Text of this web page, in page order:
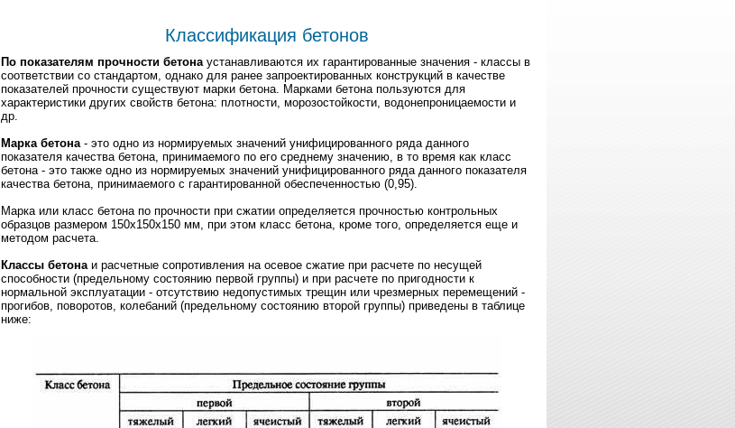
Классификация бетонов
По показателям прочности бетонаустанавливаются их гарантированные значения - классы в
соответствии со стандартом, однако для ранее запроектированных конструкций в качестве
показателей прочности существуют марки бетона. Марками бетона пользуются для
характеристики других свойств бетона: плотности, морозостойкости, водонепроницаемости и
др.
Марка бетона- это одно из нормируемых значений унифицированного ряда данного
показателя качества бетона, принимаемого по его среднему значению, в то время как класс
бетона - это также одно из нормируемых значений унифицированного ряда данного показателя
качества бетона, принимаемого с гарантированной обеспеченностью (0,95).
Марка или класс бетона по прочности при сжатии определяется прочностью контрольных
образцов размером 150х150х150 мм, при этом класс бетона, кроме того, определяется еще и
методом расчета.
Классы бетонаи расчетные сопротивления на осевое сжатие при расчете по несущей
способности (предельному состоянию первой группы) и при расчете по пригодности к
нормальной эксплуатации - отсутствию недопустимых трещин или чрезмерных перемещений -
прогибов, поворотов, колебаний (предельному состоянию второй группы) приведены в таблице
ниже: